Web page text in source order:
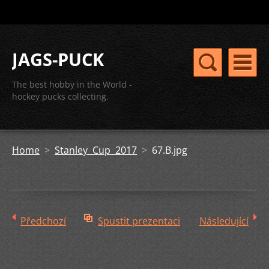
JAGS-PUCK
The best hobby in the World -
hockey pucks collecting.
Home > Stanley Cup 2017 >67.B.jpg
Předchozí Spustit prezentaci Následující